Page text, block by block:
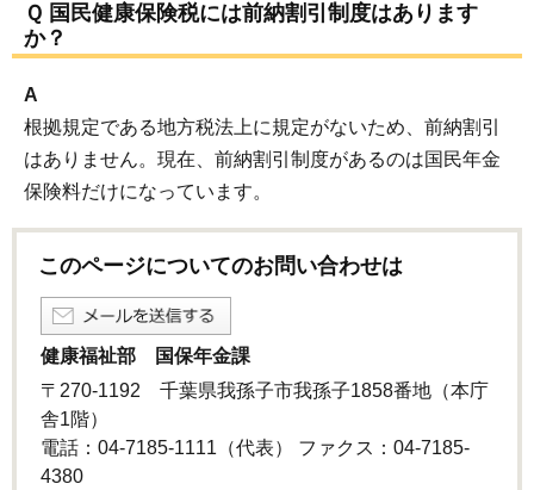
Ｑ 国民健康保険税には前納割引制度はあります
か？
A
根拠規定である地方税法上に規定がないため、前納割引
はありません。現在、前納割引制度があるのは国民年金
保険料だけになっています。
このページについてのお問い合わせは
健康福祉部 国保年金課
〒270-1192 千葉県我孫子市我孫子1858番地（本庁
舎1階）
電話：04-7185-1111（代表） ファクス：04-7185-
4380